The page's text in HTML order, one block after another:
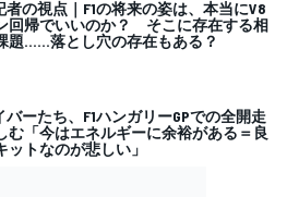
者の視点｜F1の将来の姿は、本当にV8
回帰でいいのか？ そこに存在する相
題……落とし穴の存在もある？
バーたち、F1ハンガリーGPでの全開走
む「今はエネルギーに余裕がある＝良
ットなのが悲しい」